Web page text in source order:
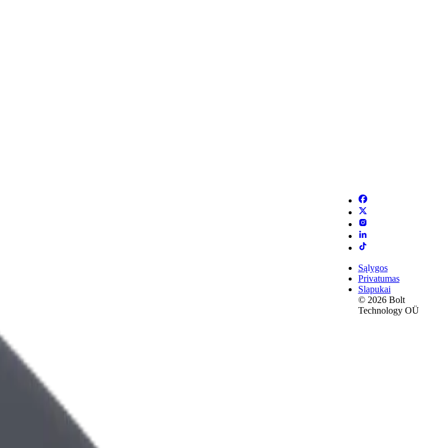
Sąlygos
Privatumas
Slapukai
© 2026 Bolt
Technology OÜ